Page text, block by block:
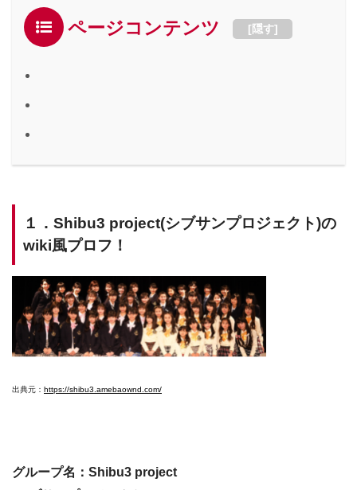
ページコンテンツ [隠す]
１．Shibu3 project(シブサンプロジェクト)の
wiki風プロフ！
出典元： https://shibu3.amebaownd.com/
グループ名：Shibu3 project